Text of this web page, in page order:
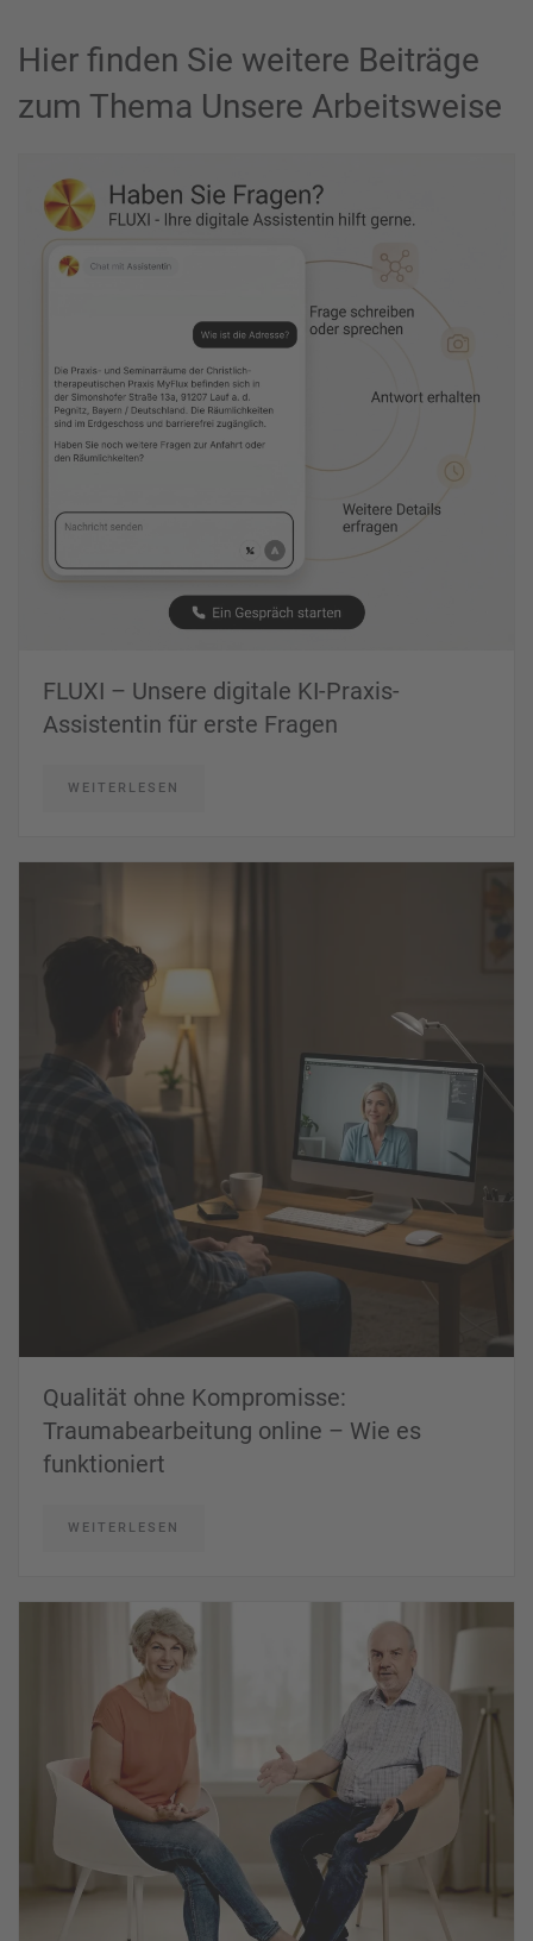
Hier finden Sie weitere Beiträge
zum Thema Unsere Arbeitsweise
FLUXI – Unsere digitale KI-Praxis-
Assistentin für erste Fragen
WEITERLESEN
Qualität ohne Kompromisse:
Traumabearbeitung online – Wie es
funktioniert
WEITERLESEN